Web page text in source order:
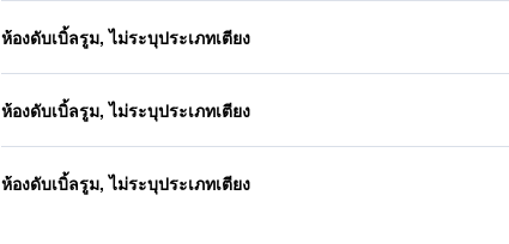
ห้องดับเบิ้ลรูม, ไม่ระบุประเภทเตียง
ห้องดับเบิ้ลรูม, ไม่ระบุประเภทเตียง
ห้องดับเบิ้ลรูม, ไม่ระบุประเภทเตียง